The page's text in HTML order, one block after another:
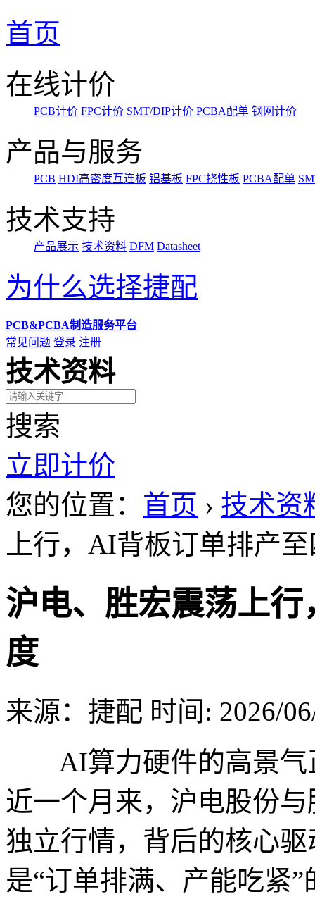
首页
在线计价
PCB计价 FPC计价 SMT/DIP计价 PCBA配单 钢网计价
产品与服务
PCB HDI高密度互连板 铝基板 FPC挠性板 PCBA配单
技术支持
产品展示 技术资料 DFM Datasheet
为什么选择捷配
PCB&PCBA制造服务平台
常见问题 登录 注册
技术资料
搜索
立即计价
您的位置： 首页 › 技术资
上行，AI背板订单排产
沪电、胜宏震荡上
度
来源：捷配 时间: 2026/
AI算力硬件的高景气
近一个月来，沪电股份
独立行情，背后的核心
是“订单排满、产能吃